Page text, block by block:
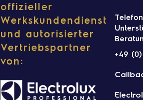
offizieller
Werkskundendienst
und autorisierter
Vertriebspartner
von:
+49